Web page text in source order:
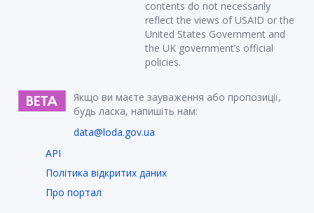
contents do not necessarily
reflect the views of USAID or the
United States Government and
the UK government’s official
policies.
Якщо ви маєте зауваження або пропозиції,
будь ласка, напишіть нам:
data@loda.gov.ua
API
Політика відкритих даних
Про портал